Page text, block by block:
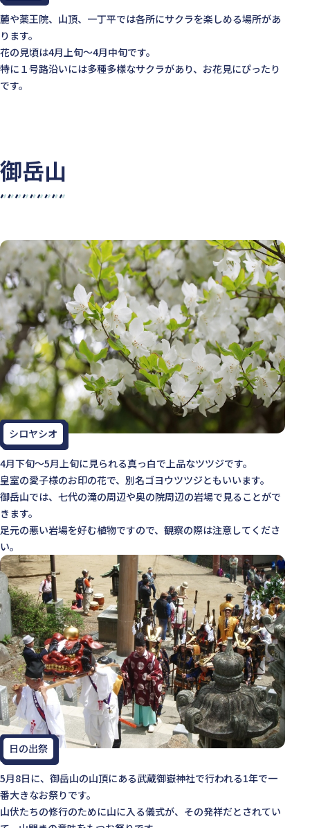
麓や薬王院、山頂、一丁平では各所にサクラを楽しめる場所があ
ります。
花の見頃は4月上旬～4月中旬です。
特に１号路沿いには多種多様なサクラがあり、お花見にぴったり
です。
御岳山
シロヤシオ
4月下旬～5月上旬に見られる真っ白で上品なツツジです。
皇室の愛子様のお印の花で、別名ゴヨウツツジともいいます。
御岳山では、七代の滝の周辺や奥の院周辺の岩場で見ることがで
きます。
足元の悪い岩場を好む植物ですので、観察の際は注意してくださ
い。
日の出祭
5月8日に、御岳山の山頂にある武蔵御嶽神社で行われる1年で一
番大きなお祭りです。
山伏たちの修行のために山に入る儀式が、その発祥だとされてい